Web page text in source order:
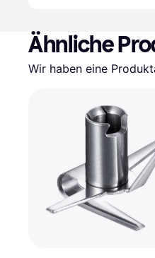
Ähnliche
Wir haben eine